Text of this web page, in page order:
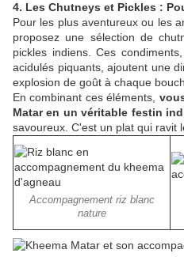
4. Les Chutneys et Pickles :
Pour les plus aventureux ou les
proposez une sélection de
pickles indiens. Ces
acidulés piquants, ajoutent une
explosion de goût à chaque
En combinant ces éléments,
Matar en un véritable festin
savoureux. C'est un plat qui ravit
Accompagnement riz blanc
nature